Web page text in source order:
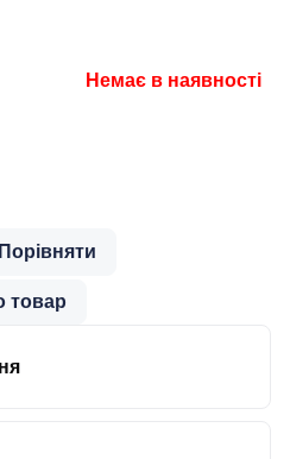
Немає в наявності
Порівняти
товар